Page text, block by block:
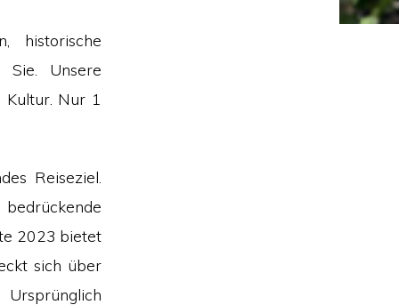
historische
Sie. Unsere
Nur 1
Reiseziel.
2023 bietet
sich über